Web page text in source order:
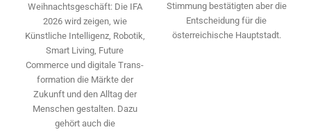
Weihnachtsgeschäft: Die IFA
2026 wird ­zeigen, wie
Künstliche Intelligenz, Robotik,
Smart Living, Future
Commerce und digitale Trans­
formation die Märkte der
Zukunft und den Alltag der
Menschen gestalten. Dazu
gehört auch die
Stimmung bestätigten aber die
Entscheidung für die
österreichische Hauptstadt.